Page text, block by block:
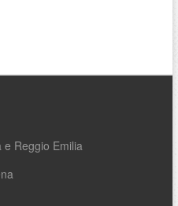
e Reggio Emilia